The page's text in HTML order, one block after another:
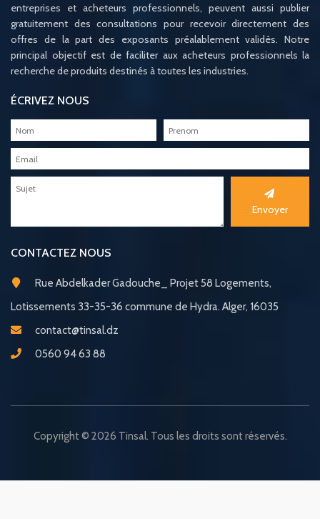
entreprises et acheteurs professionnels, peuvent aussi publier
gratuitement des consultations pour recevoir directement des
offres de la part des exposants préalablement validés. Notre
principal objectif est de faciliter aux acheteurs professionnels la
recherche de produits destinés à toutes les industries.
ÉCRIVEZ NOUS
Envoyer
CONTACTEZ NOUS
Rue Abdelkader Gadouche_ Projet 58 Logements,
Lotissements 33-35-36 commune de Hydra. Alger, 16035
contact@tinsal.dz
0560 94 63 88
Copyright © 2026 Tinsal. Tous les droits sont réservés.